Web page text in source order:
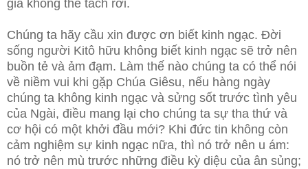
giá không thể tách rời.
Chúng ta hãy cầu xin được ơn biết kinh ngạc. Đời
sống người Kitô hữu không biết kinh ngạc sẽ trở nên
buồn tẻ và ảm đạm. Làm thế nào chúng ta có thể nói
về niềm vui khi gặp Chúa Giêsu, nếu hàng ngày
chúng ta không kinh ngạc và sửng sốt trước tình yêu
của Ngài, điều mang lại cho chúng ta sự tha thứ và
cơ hội có một khởi đầu mới? Khi đức tin không còn
cảm nghiệm sự kinh ngạc nữa, thì nó trở nên u ám:
nó trở nên mù trước những điều kỳ diệu của ân sủng;